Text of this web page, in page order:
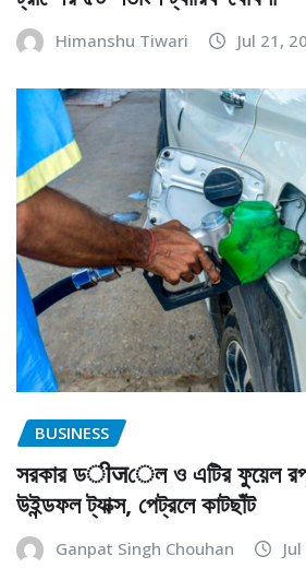
Himanshu Tiwari Jul 21,
BUSINESS
সরকার ডीजেল ও এটির ফুয়েল
উইন্ডফল ট্যাক্স, পেট্রলে কাটছাঁট
Ganpat Singh Chouhan